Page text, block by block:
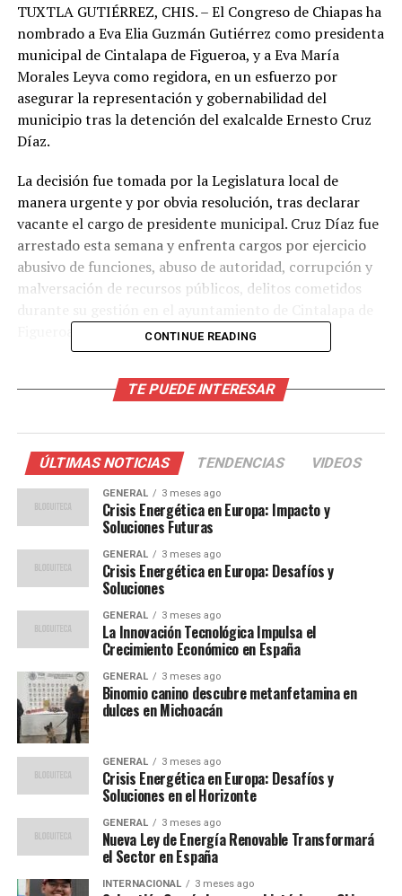
TUXTLA GUTIÉRREZ, CHIS. – El Congreso de Chiapas ha
nombrado a Eva Elia Guzmán Gutiérrez como presidenta
municipal de Cintalapa de Figueroa, y a Eva María
Morales Leyva como regidora, en un esfuerzo por
asegurar la representación y gobernabilidad del
municipio tras la detención del exalcalde Ernesto Cruz
Díaz.
La decisión fue tomada por la Legislatura local de
manera urgente y por obvia resolución, tras declarar
vacante el cargo de presidente municipal. Cruz Díaz fue
arrestado esta semana y enfrenta cargos por ejercicio
abusivo de funciones, abuso de autoridad, corrupción y
malversación de recursos públicos, delitos cometidos
Contexto del caso y reacciones
de los cargos mencionados, se ha abierto una carpeta de
investigación adicional contra Cruz Díaz por su posible
vinculación con grupos criminales. Esta situación ha
generado una ola de preocupación en la comunidad
local, que teme por la infiltración del crimen organizado
en las estructuras gubernamentales.
El Congreso estatal, al declarar la vacante del cargo de
presidente municipal, procedió al nombramiento de
Guzmán Gutiérrez y Morales Leyva para garantizar la
continuidad administrativa y la estabilidad política en
Cintalapa de Figueroa.
“Nuestro compromiso con
el pueblo de Chiapas y de
México es claro: quien
incurra en prácticas
contrarias a la ética
pública, al interés del
CONTINUE READING
TE PUEDE INTERESAR
ÚLTIMAS NOTICIAS TENDENCIAS VIDEOS
GENERAL 3 meses ago
Crisis Energética en Europa: Impacto y
Soluciones Futuras
GENERAL 3 meses ago
Crisis Energética en Europa: Desafíos y
Soluciones
GENERAL 3 meses ago
La Innovación Tecnológica Impulsa el
Crecimiento Económico en España
GENERAL 3 meses ago
Binomio canino descubre metanfetamina en
dulces en Michoacán
GENERAL 3 meses ago
Crisis Energética en Europa: Desafíos y
Soluciones en el Horizonte
GENERAL 3 meses ago
Nueva Ley de Energía Renovable Transformará
el Sector en España
INTERNACIONAL 3 meses ago